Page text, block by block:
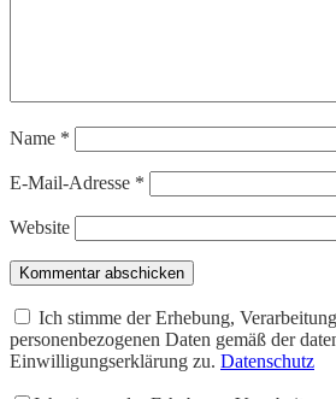
Name *
E-Mail-Adresse *
Website
Kommentar abschicken
Ich stimme der Erhebung,
personenbezogenen Daten gemäß der
Einwilligungserklärung zu. Datenschutz